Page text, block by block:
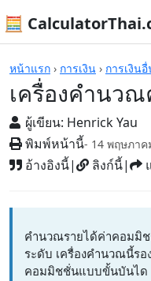
🧮
หน้าแรก › การเงิน › การเงิน
เครื่องคำนว
ผู้เขียน: Henrick Yau
พิมพ์หน้านี้- 14 พฤษภาค
อ้างอิงนี้| ลิงก์นี้|
เครื่องคิดเลข
คำนวณรายได้ค่าคอมมิ
ระดับ เครื่องคำนวณนี้รอ
คอมมิชชั่นแบบขั้นบันได